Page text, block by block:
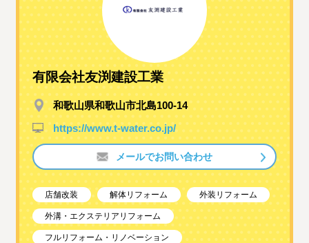
有限会社友渕建設工業
和歌山県和歌山市北島100-14
https://www.t-water.co.jp/
メールでお問い合わせ
店舗改装 解体リフォーム 外装リフォーム
外溝・エクステリアリフォーム
フルリフォーム・リノベーション